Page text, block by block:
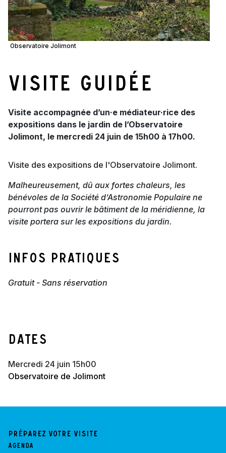
Observatoire Jolimont
Visite guidée
Visite accompagnée d’un·e médiateur·rice des
expositions dans le jardin de l’Observatoire
Jolimont, le mercredi 24 juin de 15h00 à 17h00.
Visite des expositions de l'Observatoire Jolimont.
Malheureusement, dû aux fortes chaleurs, les
bénévoles de la Société d’Astronomie Populaire ne
pourront pas ouvrir le bâtiment de la méridienne, la
visite portera sur les expositions du jardin.
Infos pratiques
Gratuit - Sans réservation
Dates
mercredi 24 juin 15h00
Observatoire de Jolimont
Préparez votre visite
Agenda